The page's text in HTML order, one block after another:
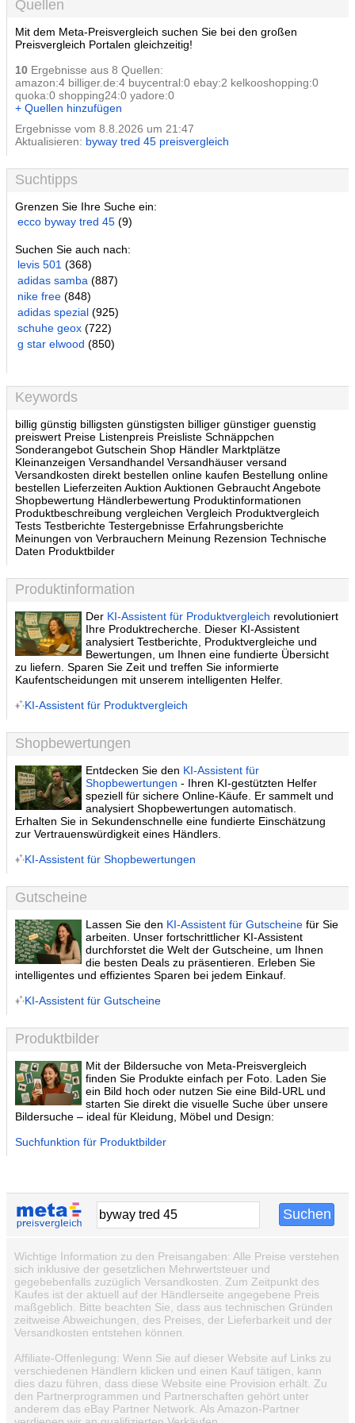
Quellen
Mit dem Meta-Preisvergleich suchen Sie bei den großen
Preisvergleich Portalen gleichzeitig!
10 Ergebnisse aus 8 Quellen:
amazon:4 billiger.de:4 buycentral:0 ebay:2 kelkooshopping:0
quoka:0 shopping24:0 yadore:0
+ Quellen hinzufügen
Ergebnisse vom 8.8.2026 um 21:47
Aktualisieren: byway tred 45 preisvergleich
Suchtipps
Grenzen Sie Ihre Suche ein:
ecco byway tred 45 (9)
Suchen Sie auch nach:
levis 501 (368)
adidas samba (887)
nike free (848)
adidas spezial (925)
schuhe geox (722)
g star elwood (850)
Keywords
billig günstig billigsten günstigsten billiger günstiger guenstig
preiswert Preise Listenpreis Preisliste Schnäppchen
Sonderangebot Gutschein Shop Händler Marktplätze
Kleinanzeigen Versandhandel Versandhäuser versand
Versandkosten direkt bestellen online kaufen Bestellung online
bestellen Lieferzeiten Auktion Auktionen Gebraucht Angebote
Shopbewertung Händlerbewertung Produktinformationen
Produktbeschreibung vergleichen Vergleich Produktvergleich
Tests Testberichte Testergebnisse Erfahrungsberichte
Meinungen von Verbrauchern Meinung Rezension Technische
Daten Produktbilder
Produktinformation
Der KI-Assistent für Produktvergleich revolutioniert
Ihre Produktrecherche. Dieser KI-Assistent
analysiert Testberichte, Produktvergleiche und
Bewertungen, um Ihnen eine fundierte Übersicht
zu liefern. Sparen Sie Zeit und treffen Sie informierte
Kaufentscheidungen mit unserem intelligenten Helfer.
KI-Assistent für Produktvergleich
Shopbewertungen
Entdecken Sie den KI-Assistent für
Shopbewertungen - Ihren KI-gestützten Helfer
speziell für sichere Online-Käufe. Er sammelt und
analysiert Shopbewertungen automatisch.
Erhalten Sie in Sekundenschnelle eine fundierte Einschätzung
zur Vertrauenswürdigkeit eines Händlers.
KI-Assistent für Shopbewertungen
Gutscheine
Lassen Sie den KI-Assistent für Gutscheine für Sie
arbeiten. Unser fortschrittlicher KI-Assistent
durchforstet die Welt der Gutscheine, um Ihnen
die besten Deals zu präsentieren. Erleben Sie
intelligentes und effizientes Sparen bei jedem Einkauf.
KI-Assistent für Gutscheine
Produktbilder
Mit der Bildersuche von Meta-Preisvergleich
finden Sie Produkte einfach per Foto. Laden Sie
ein Bild hoch oder nutzen Sie eine Bild-URL und
starten Sie direkt die visuelle Suche über unsere
Bildersuche – ideal für Kleidung, Möbel und Design:
Suchfunktion für Produktbilder
Wichtige Information zu den Preisangaben: Alle Preise verstehen
sich inklusive der gesetzlichen Mehrwertsteuer und
gegebebenfalls zuzüglich Versandkosten. Zum Zeitpunkt des
Kaufes ist der aktuell auf der Händlerseite angegebene Preis
maßgeblich. Bitte beachten Sie, dass aus technischen Gründen
zeitweise Abweichungen, des Preises, der Lieferbarkeit und der
Versandkosten entstehen können.
Affiliate-Offenlegung: Wenn Sie auf dieser Website auf Links zu
verschiedenen Händlern klicken und einen Kauf tätigen, kann
dies dazu führen, dass diese Website eine Provision erhält. Zu
den Partnerprogrammen und Partnerschaften gehört unter
anderem das eBay Partner Network. Als Amazon-Partner